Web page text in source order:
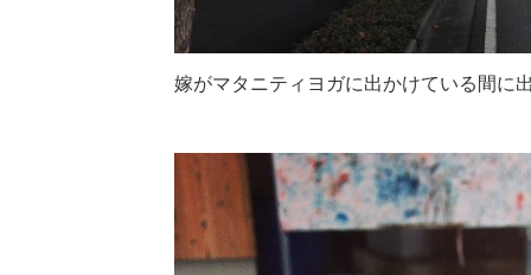
嫁がマタニティヨガに出かけている間に